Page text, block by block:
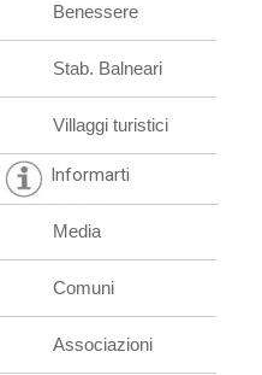
Benessere
Stab. Balneari
Villaggi turistici
Informarti
Media
Comuni
Associazioni